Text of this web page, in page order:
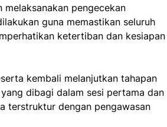
pengecekan
guna memastikan seluruh
ketertiban dan kesiapan
kembali melanjutkan tahapan
dibagi dalam sesi pertama dan
terstruktur dengan pengawasan